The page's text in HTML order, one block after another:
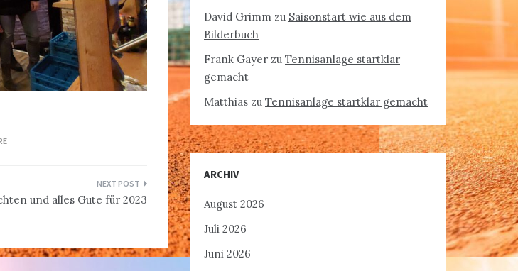
und alles Gute für 2023
David Grimm zu Saisonstart wie aus dem
Bilderbuch
Frank Gayer zu Tennisanlage startklar
gemacht
Matthias zu Tennisanlage startklar gemacht
ARCHIV
August 2026
Juli 2026
Juni 2026